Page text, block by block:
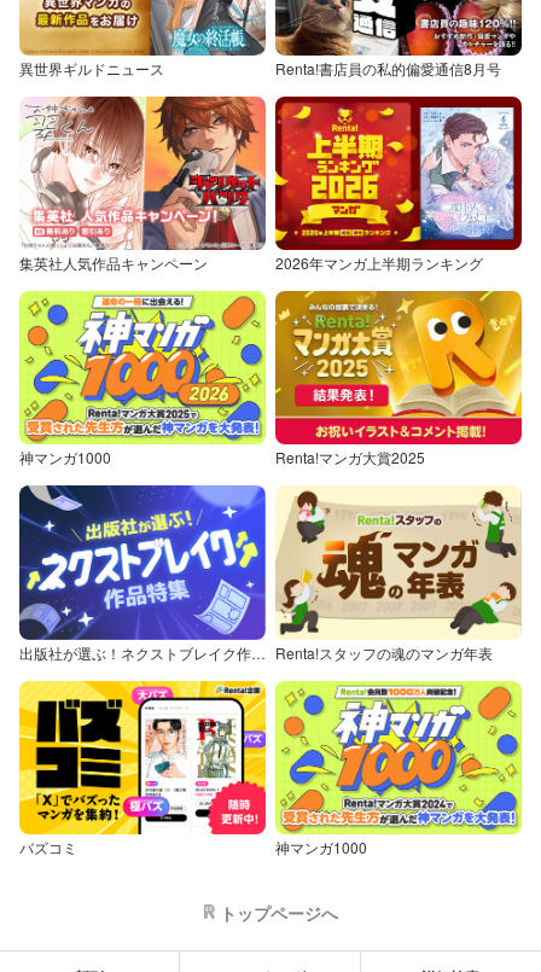
異世界ギルドニュース Renta!書店員の私的偏愛通信8月号
集英社人気作品キャンペーン 2026年マンガ上半期ランキング
神マンガ1000 Renta!マンガ大賞2025
出版社が選ぶ！ネクストブレイク作品特集 Renta!スタッフの魂のマンガ年表
バズコミ 神マンガ1000
トップページへ